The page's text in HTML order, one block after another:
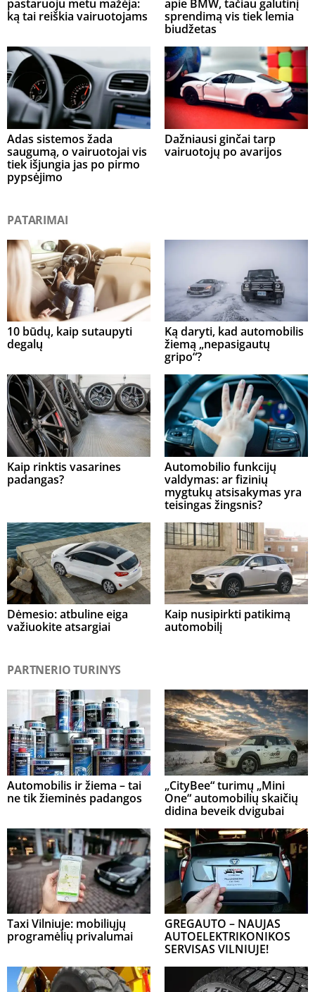
pastaruoju metu mažėja:
ką tai reiškia vairuotojams
apie BMW, tačiau galutinį
sprendimą vis tiek lemia
biudžetas
Adas sistemos žada
saugumą, o vairuotojai vis
tiek išjungia jas po pirmo
pypsėjimo
Dažniausi ginčai tarp
vairuotojų po avarijos
PATARIMAI
10 būdų, kaip sutaupyti
degalų
Ką daryti, kad automobilis
žiemą „nepasigautų
gripo“?
Kaip rinktis vasarines
padangas?
Automobilio funkcijų
valdymas: ar fizinių
mygtukų atsisakymas yra
teisingas žingsnis?
Dėmesio: atbuline eiga
važiuokite atsargiai
Kaip nusipirkti patikimą
automobilį
PARTNERIO TURINYS
Automobilis ir žiema – tai
ne tik žieminės padangos
„CityBee“ turimų „Mini
One“ automobilių skaičių
didina beveik dvigubai
Taxi Vilniuje: mobiliųjų
programėlių privalumai
GREGAUTO – NAUJAS
AUTOELEKTRIKONIKOS
SERVISAS VILNIUJE!